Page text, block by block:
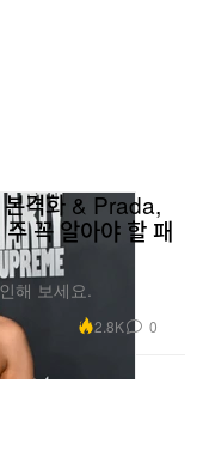
격화 & Prada,
꼭 알아야 할 패
해 보세요.
2.8K 0